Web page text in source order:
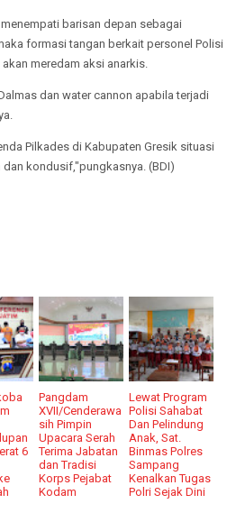
barisan depan sebagai
formasi tangan berkait personel Polisi
meredam aksi anarkis.
dan water cannon apabila terjadi
Pilkades di Kabupaten Gresik situasi
kondusif,"pungkasnya. (BDI)
6
Pangdam
XVII/Cenderawa
sih Pimpin
Upacara Serah
Terima Jabatan
dan Tradisi
Korps Pejabat
Kodam
Lewat Program
Polisi Sahabat
Dan Pelindung
Anak, Sat.
Binmas Polres
Sampang
Kenalkan Tugas
Polri Sejak Dini